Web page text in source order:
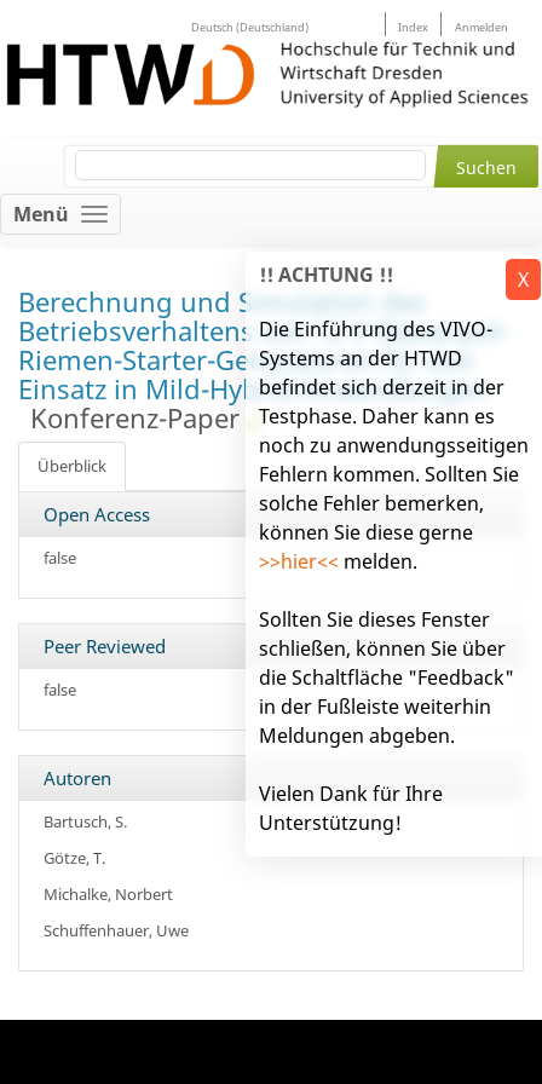
Deutsch (Deutschland) Index Anmelden
X
!! ACHTUNG !!
Die Einführung des VIVO-
Systems an der HTWD
befindet sich derzeit in der
Testphase. Daher kann es
noch zu anwendungsseitigen
Fehlern kommen. Sollten Sie
solche Fehler bemerken,
können Sie diese gerne
>>hier<< melden.
Sollten Sie dieses Fenster
schließen, können Sie über
die Schaltfläche "Feedback"
in der Fußleiste weiterhin
Meldungen abgeben.
Vielen Dank für Ihre
Unterstützung!
Menü
Berechnung und Simulation des
Betriebsverhaltens von 12 V Klauenpol-
Riemen-Starter-Generatoren für den
Einsatz in Mild-Hybrid-Anwendungen
Konferenz-Paper
Überblick
Open Access
false
Peer Reviewed
false
Autoren
Bartusch, S.
Götze, T.
Michalke, Norbert
Schuffenhauer, Uwe